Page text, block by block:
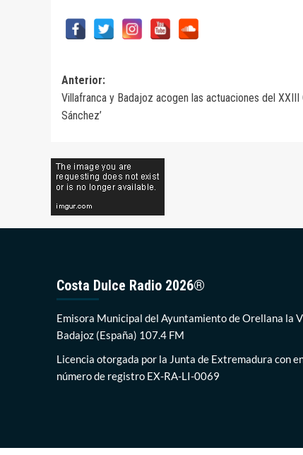
Navegación
de
Anterior:
Villafranca y Badajoz acogen las actuaciones del XXIII
Sánchez’
Costa Dulce Radio 2026®
Emisora Municipal del Ayuntamiento de Orellana la
Badajoz (España) 107.4 FM
Licencia otorgada por la Junta de Extremadura con
número de registro EX-RA-LI-0069